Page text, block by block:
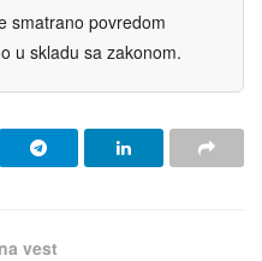
smatrano povredom
u skladu sa zakonom.
vest